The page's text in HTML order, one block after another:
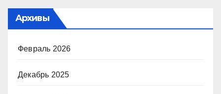
Архивы
Февраль 2026
Декабрь 2025